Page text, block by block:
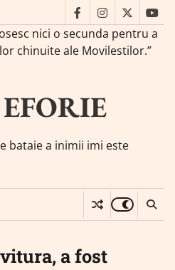
facebookinstagram
twitter
nici o secunda pentru a
chinuite ale Movilestilor.”
bataie a inimii imi este
a fost